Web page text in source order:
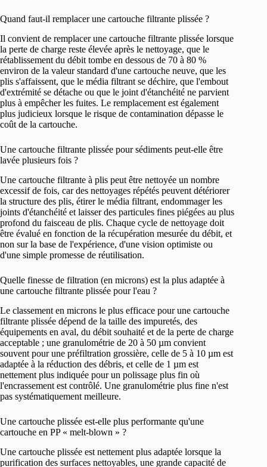
Quand faut-il remplacer une cartouche filtrante plissée ?
Il convient de remplacer une cartouche filtrante plissée lorsque
la perte de charge reste élevée après le nettoyage, que le
rétablissement du débit tombe en dessous de 70 à 80 %
environ de la valeur standard d'une cartouche neuve, que les
plis s'affaissent, que le média filtrant se déchire, que l'embout
d'extrémité se détache ou que le joint d'étanchéité ne parvient
plus à empêcher les fuites. Le remplacement est également
plus judicieux lorsque le risque de contamination dépasse le
coût de la cartouche.
Une cartouche filtrante plissée pour sédiments peut-elle être
lavée plusieurs fois ?
Une cartouche filtrante à plis peut être nettoyée un nombre
excessif de fois, car des nettoyages répétés peuvent détériorer
la structure des plis, étirer le média filtrant, endommager les
joints d'étanchéité et laisser des particules fines piégées au plus
profond du faisceau de plis. Chaque cycle de nettoyage doit
être évalué en fonction de la récupération mesurée du débit, et
non sur la base de l'expérience, d'une vision optimiste ou
d'une simple promesse de réutilisation.
Quelle finesse de filtration (en microns) est la plus adaptée à
une cartouche filtrante plissée pour l'eau ?
Le classement en microns le plus efficace pour une cartouche
filtrante plissée dépend de la taille des impuretés, des
équipements en aval, du débit souhaité et de la perte de charge
acceptable ; une granulométrie de 20 à 50 µm convient
souvent pour une préfiltration grossière, celle de 5 à 10 µm est
adaptée à la réduction des débris, et celle de 1 µm est
nettement plus indiquée pour un polissage plus fin où
l'encrassement est contrôlé. Une granulométrie plus fine n'est
pas systématiquement meilleure.
Une cartouche plissée est-elle plus performante qu'une
cartouche en PP « melt-blown » ?
Une cartouche plissée est nettement plus adaptée lorsque la
purification des surfaces nettoyables, une grande capacité de